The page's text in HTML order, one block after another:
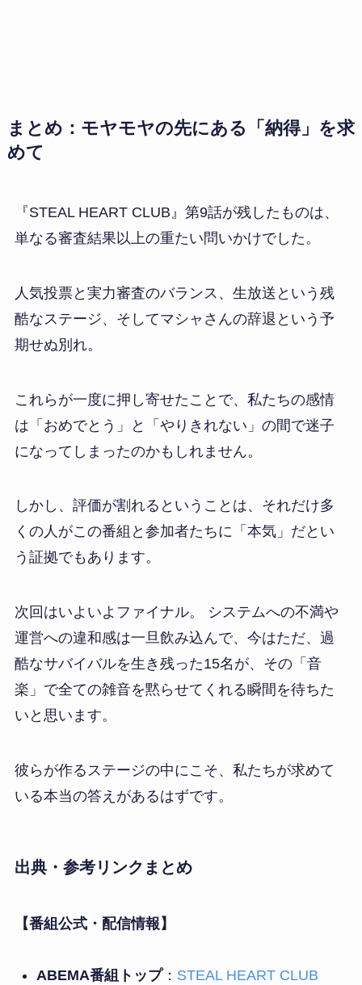
まとめ：モヤモヤの先にある「納得」を求
めて
『STEAL HEART CLUB』第9話が残したものは、
単なる審査結果以上の重たい問いかけでした。
人気投票と実力審査のバランス、生放送という残
酷なステージ、そしてマシャさんの辞退という予
期せぬ別れ。
これらが一度に押し寄せたことで、私たちの感情
は「おめでとう」と「やりきれない」の間で迷子
になってしまったのかもしれません。
しかし、評価が割れるということは、それだけ多
くの人がこの番組と参加者たちに「本気」だとい
う証拠でもあります。
次回はいよいよファイナル。 システムへの不満や
運営への違和感は一旦飲み込んで、今はただ、過
酷なサバイバルを生き残った15名が、その「音
楽」で全ての雑音を黙らせてくれる瞬間を待ちた
いと思います。
彼らが作るステージの中にこそ、私たちが求めて
いる本当の答えがあるはずです。
出典・参考リンクまとめ
【番組公式・配信情報】
ABEMA番組トップ： STEAL HEART CLUB